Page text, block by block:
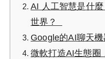
AI 人工智慧是什
世界？
Google的AI聊天
微軟打造AI生態圈